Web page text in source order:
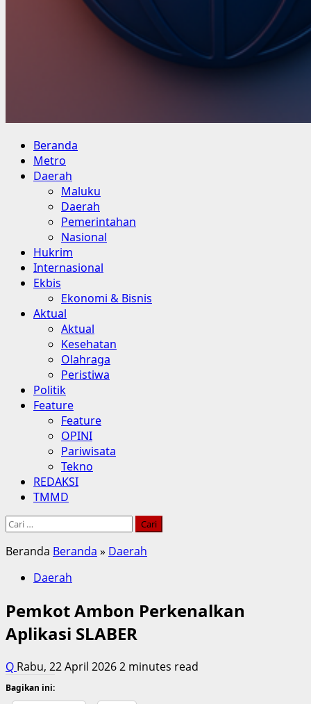
Primary
Menu
Beranda
Metro
Daerah
Maluku
Daerah
Pemerintahan
Nasional
Hukrim
Internasional
Ekbis
Ekonomi & Bisnis
Aktual
Aktual
Kesehatan
Olahraga
Peristiwa
Politik
Feature
Feature
OPINI
Pariwisata
Tekno
REDAKSI
TMMD
Cari
Beranda Beranda » Daerah
Daerah
Pemkot Ambon Perkenalkan
Aplikasi SLABER
Q Rabu, 22 April 20262 minutes read
Bagikan ini: